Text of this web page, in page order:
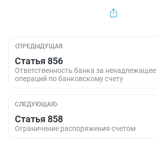
ПРЕДЫДУЩАЯ
Статья 856
Ответственность банка за
операций по банковскому счету
СЛЕДУЮЩАЯ
Статья 858
Ограничение распоряжения счетом